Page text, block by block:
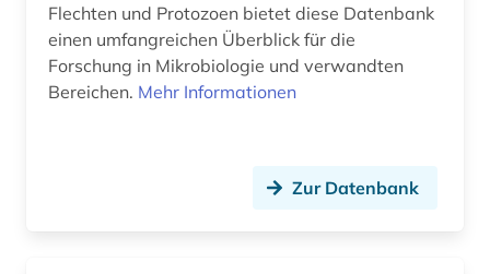
discovery service (1)
discovery system (1)
Flechten und Protozoen bietet diese Datenbank
einen umfangreichen Überblick für die
Forschung in Mikrobiologie und verwandten
Bereichen. Mehr Informationen
Zur Datenbank